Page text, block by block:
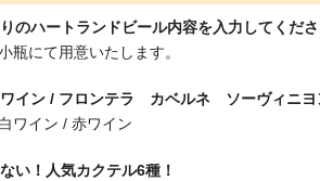
のハートランドビール内容を入力してくだ
瓶にて用意いたします。
ワイン / フロンテラ カベルネ ソーヴィニヨ
白ワイン / 赤ワイン
い！人気カクテル6種！